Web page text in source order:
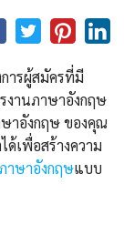
ารผู้สมัครที่มี
งานภาษาอังกฤษ
าอังกฤษ ของคุณ
เพื่อสร้างความ
าษาอังกฤษแบบ